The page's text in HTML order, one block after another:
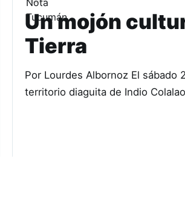
Un mojón
Tierra
Por Lourdes Albornoz El
territorio diaguita de Indio